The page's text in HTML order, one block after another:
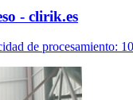
- clirik.es
de procesamiento: